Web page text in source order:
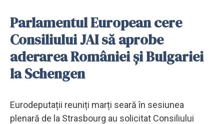
Parlamentul European cere
Consiliului JAI să aprobe
aderarea României și Bulgariei
la Schengen
Eurodeputații reuniți marți seară în sesiunea
plenară de la Strasbourg au solicitat Consiliului